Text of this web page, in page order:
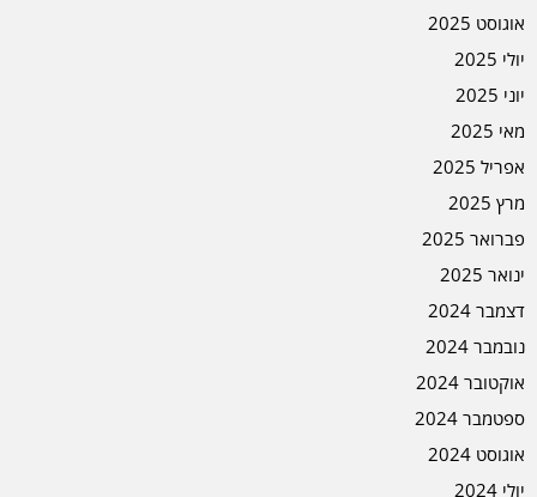
אוגוסט 2025
יולי 2025
יוני 2025
מאי 2025
אפריל 2025
מרץ 2025
פברואר 2025
ינואר 2025
דצמבר 2024
נובמבר 2024
אוקטובר 2024
ספטמבר 2024
אוגוסט 2024
יולי 2024